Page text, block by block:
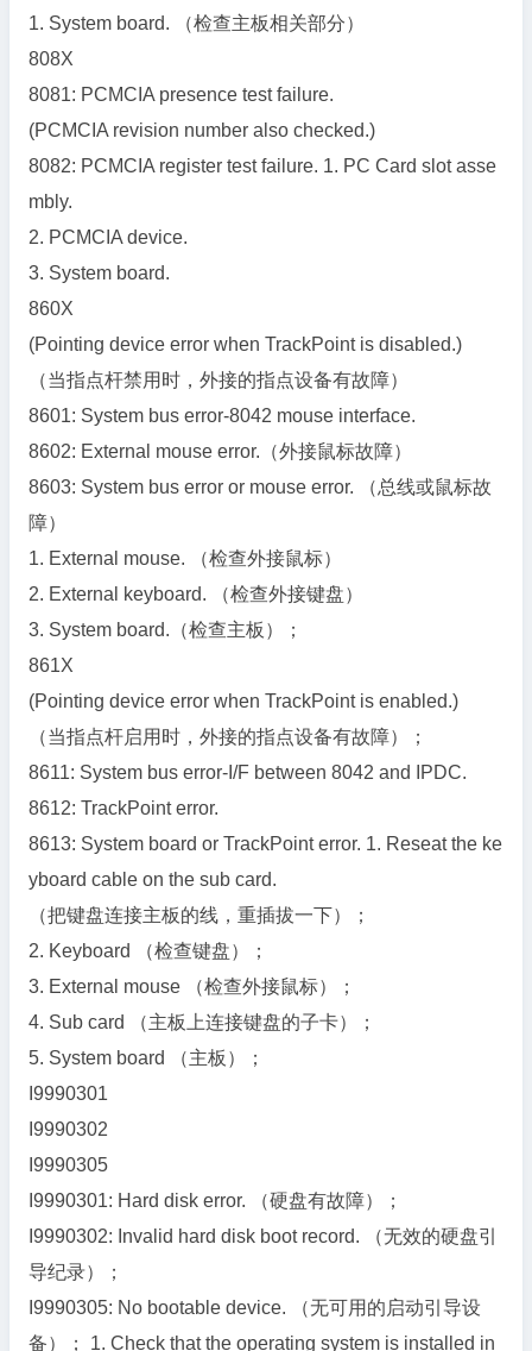
1. System board. （检查主板相关部分）
808X
8081: PCMCIA presence test failure.
(PCMCIA revision number also checked.)
8082: PCMCIA register test failure. 1. PC Card slot asse
mbly.
2. PCMCIA device.
3. System board.
860X
(Pointing device error when TrackPoint is disabled.)
（当指点杆禁用时，外接的指点设备有故障）
8601: System bus error-8042 mouse interface.
8602: External mouse error.（外接鼠标故障）
8603: System bus error or mouse error. （总线或鼠标故
障）
1. External mouse. （检查外接鼠标）
2. External keyboard. （检查外接键盘）
3. System board.（检查主板）；
861X
(Pointing device error when TrackPoint is enabled.)
（当指点杆启用时，外接的指点设备有故障）；
8611: System bus error-I/F between 8042 and IPDC.
8612: TrackPoint error.
8613: System board or TrackPoint error. 1. Reseat the ke
yboard cable on the sub card.
（把键盘连接主板的线，重插拔一下）；
2. Keyboard （检查键盘）；
3. External mouse （检查外接鼠标）；
4. Sub card （主板上连接键盘的子卡）；
5. System board （主板）；
I9990301
I9990302
I9990305
I9990301: Hard disk error. （硬盘有故障）；
I9990302: Invalid hard disk boot record. （无效的硬盘引
导纪录）；
I9990305: No bootable device. （无可用的启动引导设
备）； 1. Check that the operating system is installed in